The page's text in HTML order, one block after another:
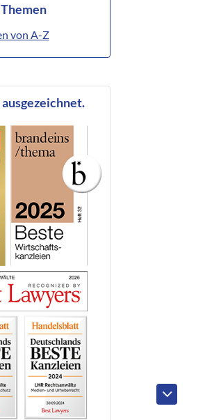
von A-Z